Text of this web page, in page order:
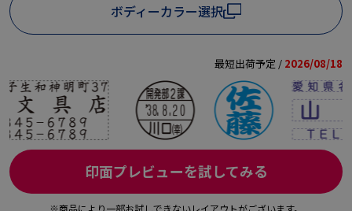
ボディーカラー選択
最短出荷予定 / 2026/08/18
印面プレビューを試してみる
※商品により一部お試しできないレイアウトがございます。